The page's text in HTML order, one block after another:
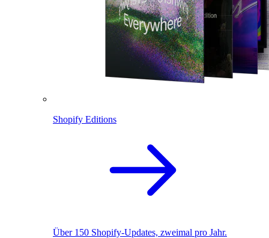
Shopify Editions
Über 150 Shopify-Updates, zweimal pro Jahr.